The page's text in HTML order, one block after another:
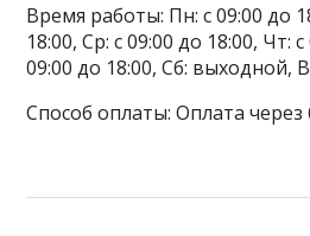
Время работы: Пн: с 09:00 до
18:00, Ср: с 09:00 до 18:00, Чт:
09:00 до 18:00, Сб: выходной,
Способ оплаты: Оплата через